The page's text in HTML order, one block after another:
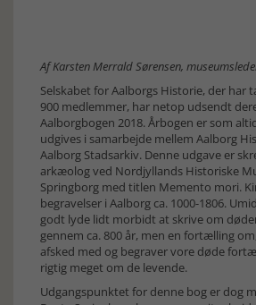
Af Karsten Merrald Sørensen,
Selskabet for Aalborgs Historie, der
900 medlemmer, har netop udsendt
Aalborgbogen 2018. Årbogen er som
udgives i samarbejde mellem Aalborg
Aalborg Stadsarkiv. Denne udgave er
arkæolog ved Nordjyllands Historiske
Springborg med titlen Memento mori.
begravelser i Aalborg ca. 1000-1806.
godt lyde lidt morbidt at skrive om
gennem ca. 800 år, men en fortælling
afsked med og begraver vore døde
rigtig meget om de levende.
Udgangspunktet for denne bog er dog